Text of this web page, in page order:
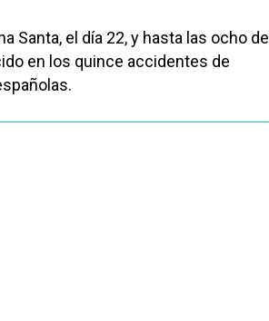
Santa, el día 22, y hasta las ocho de
en los quince accidentes de